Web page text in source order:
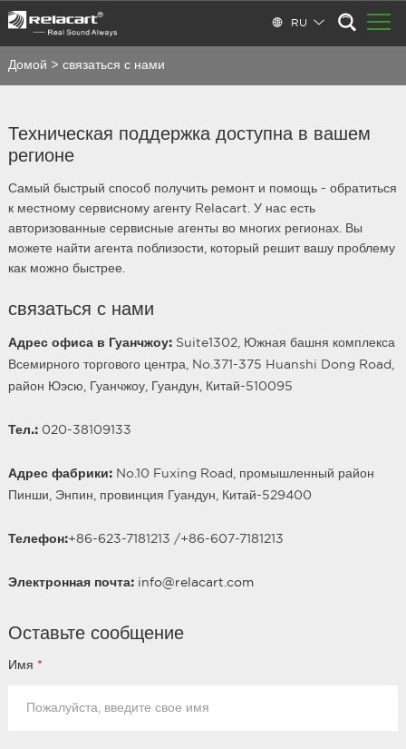
RU
Домой > связаться с нами
Техническая поддержка доступна в вашем
регионе
Самый быстрый способ получить ремонт и помощь - обратиться
к местному сервисному агенту Relacart. У нас есть
авторизованные сервисные агенты во многих регионах. Вы
можете найти агента поблизости, который решит вашу проблему
как можно быстрее.
связаться с нами
Адрес офиса в Гуанчжоу:Suite1302, Южная башня комплекса
Всемирного торгового центра, No.371-375 Huanshi Dong Road,
район Юэсю, Гуанчжоу, Гуандун, Китай-510095
Тел.:020-38109133
Адрес фабрики:No.10 Fuxing Road, промышленный район
Пинши, Энпин, провинция Гуандун, Китай-529400
Телефон:+86-623-7181213 /+86-607-7181213
Электронная почта: info@relacart.com
Оставьте сообщение
Имя *